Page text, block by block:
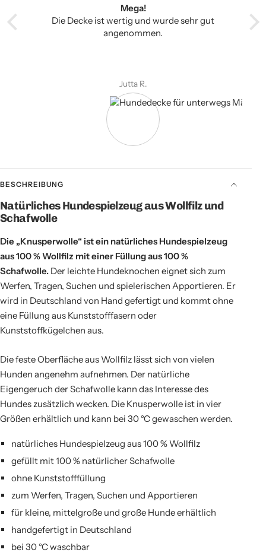
Mega!
Die Decke ist wertig und wurde sehr gut
angenommen.
Jutta R.
BESCHREIBUNG
Natürliches Hundespielzeug aus Wollfilz und
Schafwolle
Die „Knusperwolle“ ist ein natürliches Hundespielzeug
aus 100 % Wollfilz mit einer Füllung aus 100 %
Schafwolle. Der leichte Hundeknochen eignet sich zum
Werfen, Tragen, Suchen und spielerischen Apportieren. Er
wird in Deutschland von Hand gefertigt und kommt ohne
eine Füllung aus Kunststofffasern oder
Kunststoffkügelchen aus.
Die feste Oberfläche aus Wollfilz lässt sich von vielen
Hunden angenehm aufnehmen. Der natürliche
Eigengeruch der Schafwolle kann das Interesse des
Hundes zusätzlich wecken. Die Knusperwolle ist in vier
Größen erhältlich und kann bei 30 °C gewaschen werden.
natürliches Hundespielzeug aus 100 % Wollfilz
gefüllt mit 100 % natürlicher Schafwolle
ohne Kunststofffüllung
zum Werfen, Tragen, Suchen und Apportieren
für kleine, mittelgroße und große Hunde erhältlich
handgefertigt in Deutschland
bei 30 °C waschbar